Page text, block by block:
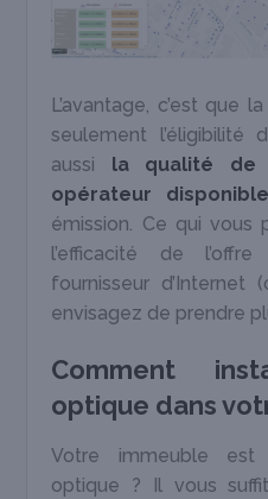
L’avantage, c’est que
seulement l’éligibilité
aussi la qualité de
opérateur disponible
émission. Ce qui vous
l’efficacité de
fournisseur
envisagez de prendre
Comment
optique dans
Votre immeuble
optique ? Il vous